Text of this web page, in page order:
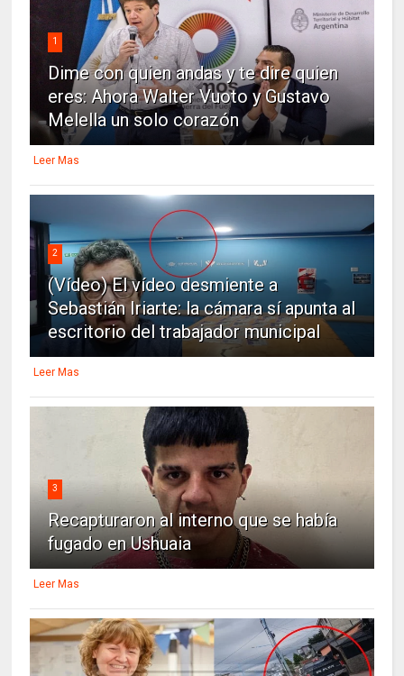
1
Dime con quien andas y te dire quien
eres: Ahora Walter Vuoto y Gustavo
Melella un solo corazón
Leer Mas
2
(Vídeo) El vídeo desmiente a
Sebastián Iriarte: la cámara sí apunta al
escritorio del trabajador municipal
Leer Mas
3
Recapturaron al interno que se había
fugado en Ushuaia
Leer Mas